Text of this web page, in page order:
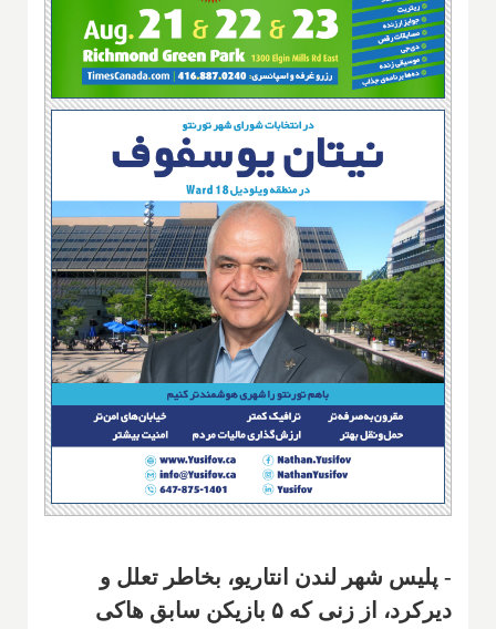
- پلیس شهر لندن انتاریو، بخاطر تعلل و
دیرکرد، از زنی که ۵ بازیکن سابق هاکی